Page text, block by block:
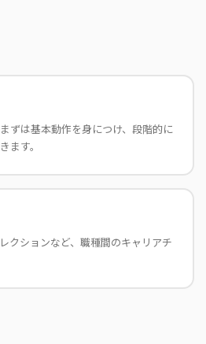
ずは基本動作を身につけ、段階的に
ます。
クションなど、職種間のキャリアチ